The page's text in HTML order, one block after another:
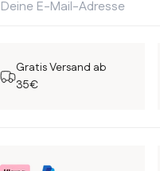
Gratis Versand ab
35€